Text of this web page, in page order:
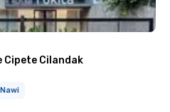
Cipete Cilandak